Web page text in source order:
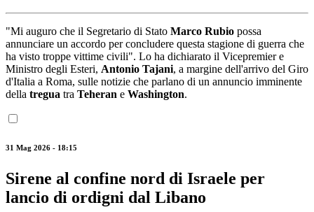
"Mi auguro che il Segretario di Stato Marco Rubio possa
annunciare un accordo per concludere questa stagione di guerra che
ha visto troppe vittime civili". Lo ha dichiarato il Vicepremier e
Ministro degli Esteri, Antonio Tajani, a margine dell'arrivo del Giro
d'Italia a Roma, sulle notizie che parlano di un annuncio imminente
della tregua tra Teheran e Washington.
31 Mag 2026 - 18:15
Sirene al confine nord di Israele per
lancio di ordigni dal Libano